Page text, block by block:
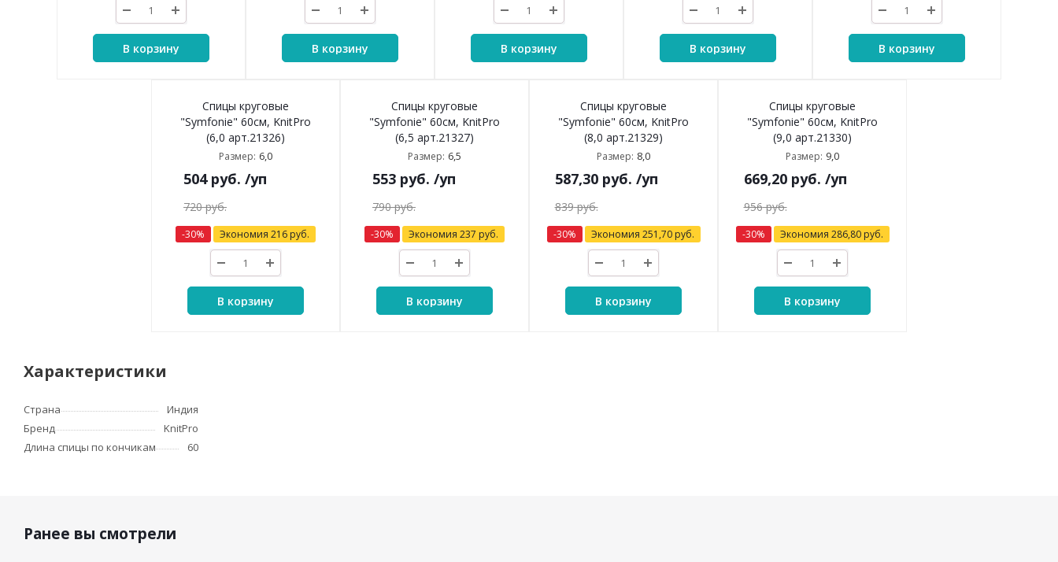
В корзину В корзину В корзину В корзину В корзину
Спицы круговые
"Symfonie" 60см, KnitPro
(6,0 арт.21326)
Размер: 6,0
504руб. /уп
720руб.
-30% Экономия 216 руб.
В корзину
Спицы круговые
"Symfonie" 60см, KnitPro
(6,5 арт.21327)
Размер: 6,5
553 руб. /уп
790руб.
-30% Экономия 237 руб.
В корзину
Спицы круговые
"Symfonie" 60см, KnitPro
(8,0 арт.21329)
Размер: 8,0
587,30руб. /уп
839руб.
-30% Экономия 251,70руб.
В корзину
Спицы круговые
"Symfonie" 60см, KnitPro
(9,0 арт.21330)
Размер: 9,0
669,20руб. /уп
956руб.
-30% Экономия 286,80руб.
В корзину
Характеристики
Страна
Индия
Бренд
KnitPro
Длина спицы по кончикам
60
Ранее вы смотрели